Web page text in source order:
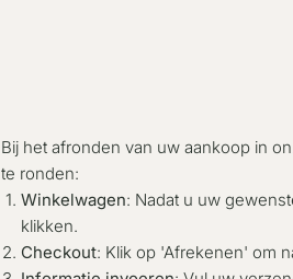
Bij het afronden van uw aankoop in
te ronden:
Winkelwagen: Nadat u uw
klikken.
Checkout: Klik op 'Afrekenen' om